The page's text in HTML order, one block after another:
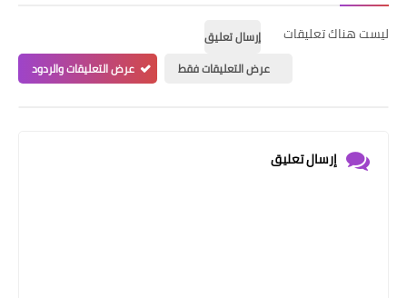
ليست هناك تعليقات
إرسال تعليق
عرض التعليقات فقط
عرض التعليقات والردود
إرسال تعليق